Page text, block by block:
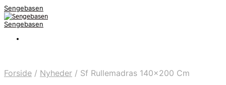
Sengebasen
Sengebasen
Forside / Nyheder / Sf Rullemadras 140×200 Cm